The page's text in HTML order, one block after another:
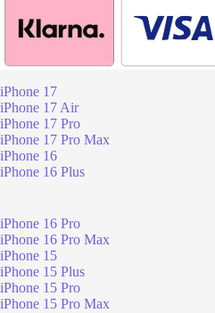
iPhone 17
iPhone 17 Air
iPhone 17 Pro
iPhone 17 Pro Max
iPhone 16
iPhone 16 Plus
iPhone 16 Pro
iPhone 16 Pro Max
iPhone 15
iPhone 15 Plus
iPhone 15 Pro
iPhone 15 Pro Max